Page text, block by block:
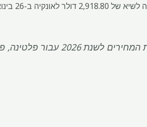
פלדיום לאחר עליית 2025